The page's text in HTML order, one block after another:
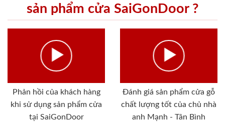
sản phẩm cửa SaiGonDoor ?
Phản hồi của khách hàng
khi sử dụng sản phẩm cửa
tại SaiGonDoor
Đánh giá sản phẩm cửa gỗ
chất lượng tốt của chủ nhà
anh Mạnh - Tân Bình